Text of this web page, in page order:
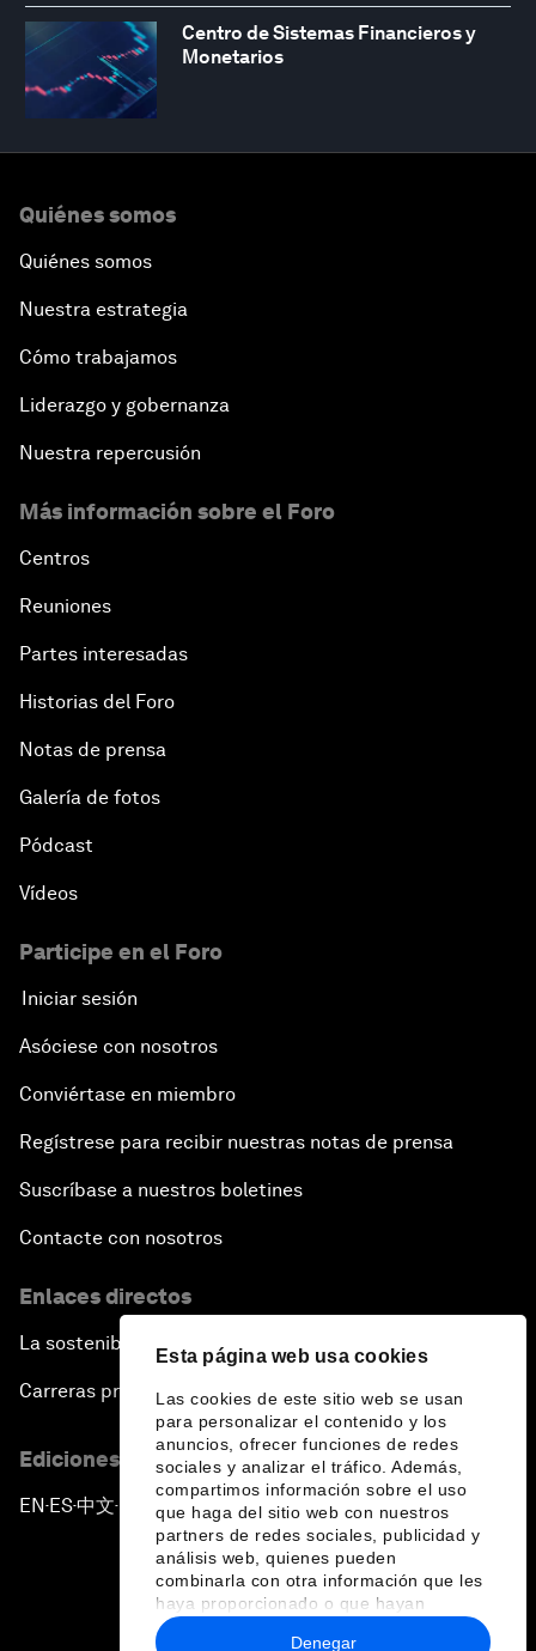
Esta página web usa cookies
Las cookies de este sitio web se usan
para personalizar el contenido y los
anuncios, ofrecer funciones de redes
sociales y analizar el tráfico. Además,
compartimos información sobre el uso
que haga del sitio web con nuestros
partners de redes sociales, publicidad y
análisis web, quienes pueden
combinarla con otra información que les
haya proporcionado o que hayan
recopilado a partir del uso que haya
Denegar
Centro de Sistemas Financieros y
Monetarios
Quiénes somos
Quiénes somos
Nuestra estrategia
Cómo trabajamos
Liderazgo y gobernanza
Nuestra repercusión
Más información sobre el Foro
Centros
Reuniones
Partes interesadas
Historias del Foro
Notas de prensa
Galería de fotos
Pódcast
Vídeos
Participe en el Foro
Iniciar sesión
Asóciese con nosotros
Conviértase en miembro
Regístrese para recibir nuestras notas de prensa
Suscríbase a nuestros boletines
Contacte con nosotros
Enlaces directos
La sostenibilidad en el Foro
Carreras profesionales
Ediciones en otros idiomas
EN ▪ES▪中文▪ 日本語